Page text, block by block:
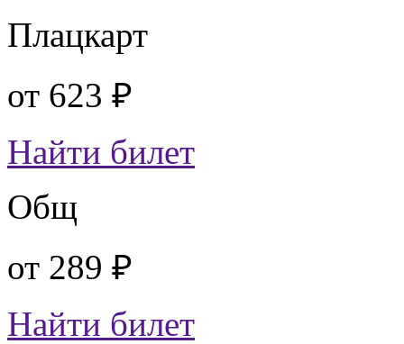
Плацкарт
от 623 ₽
Найти билет
Общ
от 289 ₽
Найти билет